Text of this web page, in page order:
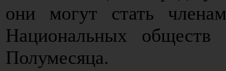
они могут стать
Национальных
Полумесяца.